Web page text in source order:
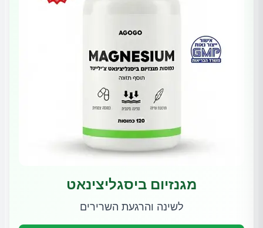
מגנזיום ביסגליצינאט
לשינה והרגעת השרירים